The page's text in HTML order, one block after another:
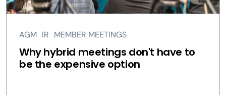
AGM IR MEMBER MEETINGS
Why hybrid meetings don't have to
be the expensive option